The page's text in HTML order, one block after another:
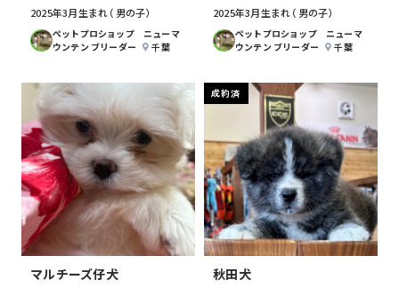
2025年3月生まれ （男の子）
ぺットプロショップ ニューマ
ウンテン ブリーダー
千葉
2025年3月生まれ （男の子）
ぺットプロショップ ニューマ
ウンテン ブリーダー
千葉
マルチーズ仔犬
成約済
秋田犬